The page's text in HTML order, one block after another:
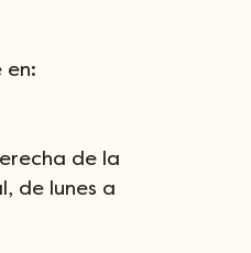
en:
de la
de lunes a